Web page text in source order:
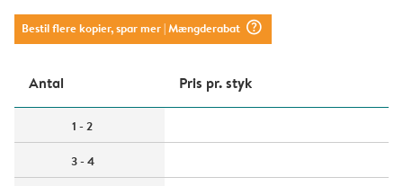
Bestil flere kopier, spar mer| Mængderabat question_mark_circle
Antal Pris pr. styk
1 - 2
3 - 4